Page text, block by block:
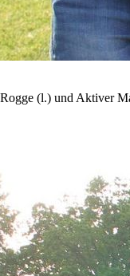
(l.) und Aktiver